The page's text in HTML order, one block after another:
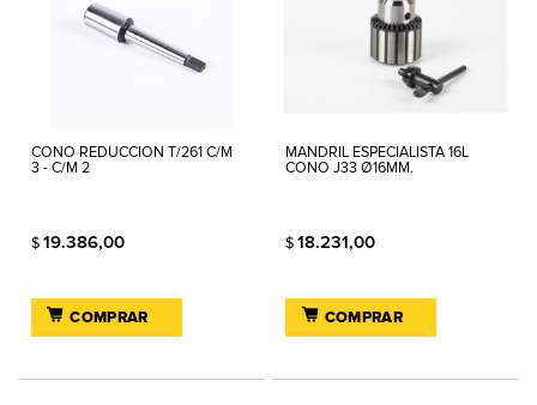
CONO REDUCCION T/261 C/M
3 - C/M 2
$ 19.386,00
COMPRAR
MANDRIL ESPECIALISTA 16L
CONO J33 Ø16MM.
$18.231,00
COMPRAR